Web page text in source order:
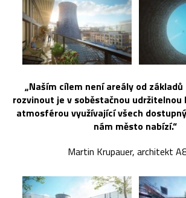
„Naším cílem není areály od
rozvinout je v soběstačnou udržitelnou
atmosférou využívající všech
nám město nabízí.“
Martin Krupauer, architekt